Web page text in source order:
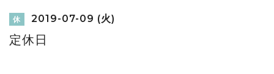
休 2019-07-09 (火)
定休日